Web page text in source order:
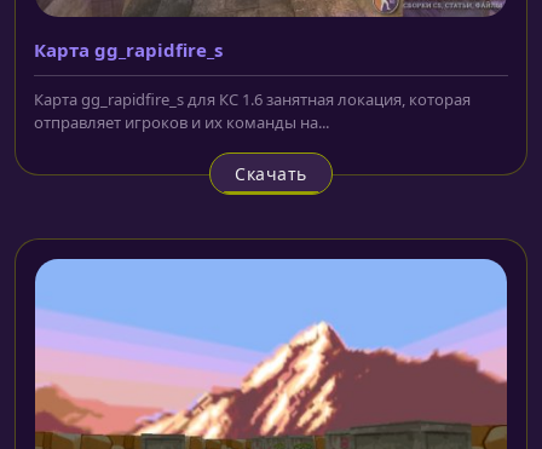
Карта gg_rapidfire_s
Карта gg_rapidfire_s для КС 1.6 занятная локация, которая
отправляет игроков и их команды на...
Скачать